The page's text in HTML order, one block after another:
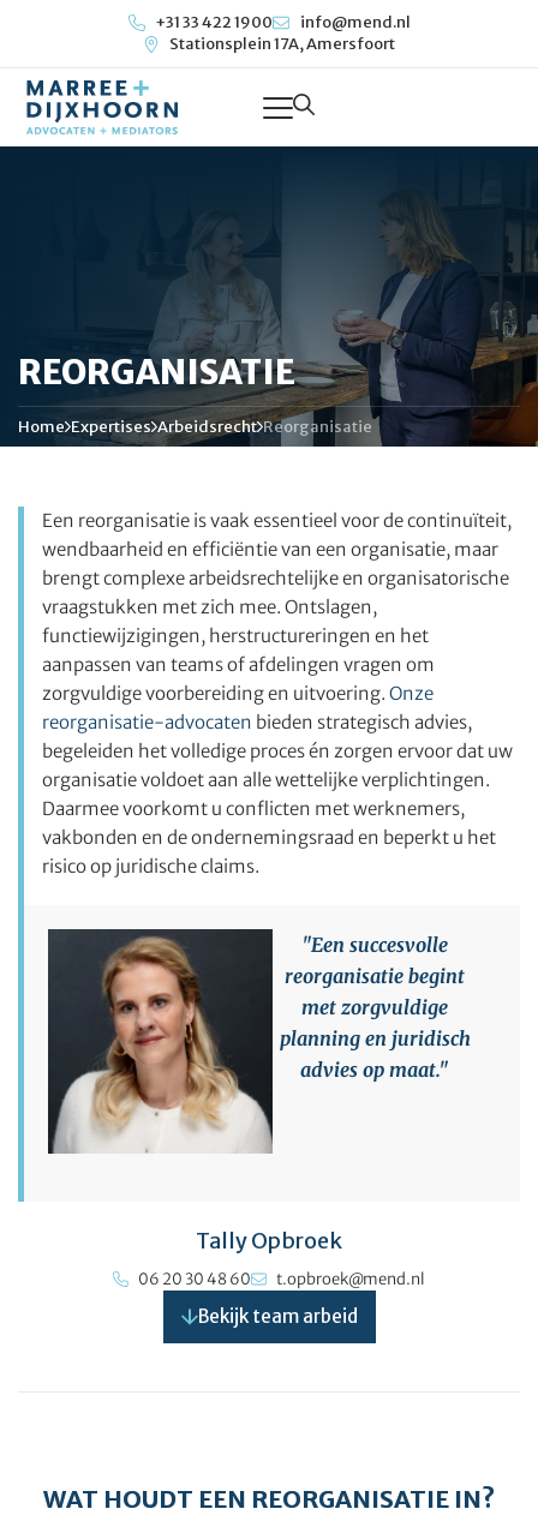
+31 33 422 1900
info@mend.nl
Stationsplein 17A, Amersfoort
REORGANISATIE
Home Expertises Arbeidsrecht Reorganisatie
Een reorganisatie is vaak essentieel voor de continuïteit,
wendbaarheid en efficiëntie van een organisatie, maar
brengt complexe arbeidsrechtelijke en organisatorische
vraagstukken met zich mee. Ontslagen,
functiewijzigingen, herstructureringen en het
aanpassen van teams of afdelingen vragen om
zorgvuldige voorbereiding en uitvoering. Onze
reorganisatie-advocaten bieden strategisch advies,
begeleiden het volledige proces én zorgen ervoor dat uw
organisatie voldoet aan alle wettelijke verplichtingen.
Daarmee voorkomt u conflicten met werknemers,
vakbonden en de ondernemingsraad en beperkt u het
risico op juridische claims.
"Een succesvolle
reorganisatie begint
met zorgvuldige
planning en juridisch
advies op maat."
Tally Opbroek
06 20 30 48 60 t.opbroek@mend.nl
Bekijk team arbeid
WAT HOUDT EEN REORGANISATIE IN?